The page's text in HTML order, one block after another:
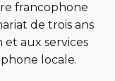
francophone
de trois ans
et aux services
locale.